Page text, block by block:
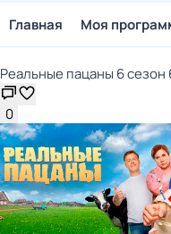
Главная Моя
Реальные пацаны 6 сезон
0